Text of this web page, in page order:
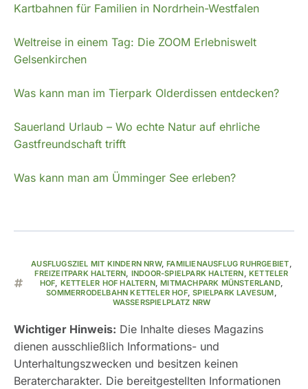
Kartbahnen für Familien in Nordrhein-Westfalen
Weltreise in einem Tag: Die ZOOM Erlebniswelt
Gelsenkirchen
Was kann man im Tierpark Olderdissen entdecken?
Sauerland Urlaub – Wo echte Natur auf ehrliche
Gastfreundschaft trifft
Was kann man am Ümminger See erleben?
AUSFLUGSZIEL MIT KINDERN NRW,FAMILIENAUSFLUG RUHRGEBIET
FREIZEITPARK HALTERN INDOOR-SPIELPARK HALTERN KETTELER
HOF KETTELER HOF HALTERN,MITMACHPARK MÜNSTERLAND,
SOMMERRODELBAHN KETTELER HOF,SPIELPARK LAVESUM
WASSERSPIELPLATZ NRW
Wichtiger Hinweis: Die Inhalte dieses Magazins
dienen ausschließlich Informations- und
Unterhaltungszwecken und besitzen keinen
Beratercharakter. Die bereitgestellten Informationen